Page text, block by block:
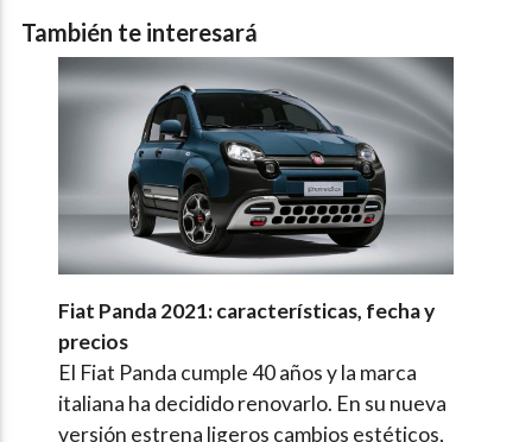
También te interesará
Fiat Panda 2021: características, fecha y
precios
El Fiat Panda cumple 40 años y la marca
italiana ha decidido renovarlo. En su nueva
versión estrena ligeros cambios estéticos,